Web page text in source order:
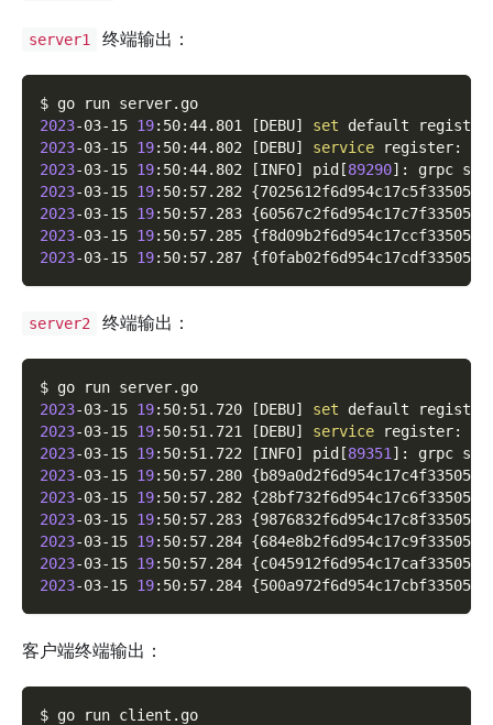
server1 终端输出：
$ go run server.go
2023-03-15 19:50:44.801 [DEBU] set default
2023-03-15 19:50:44.802 [DEBU] service register:
2023-03-15 19:50:44.802 [INFO] pid [89290] : grpc
2023-03-15 19:50:57.282 {
2023-03-15 19:50:57.283 {
2023-03-15 19:50:57.285 {
2023-03-15 19:50:57.287 {
server2 终端输出：
$ go run server.go
2023-03-15 19:50:51.720 [DEBU] set default
2023-03-15 19:50:51.721 [DEBU] service register:
2023-03-15 19:50:51.722 [INFO] pid [89351 ] : grpc
2023-03-15 19:50:57.280 {
2023-03-15 19:50:57.282 {
2023-03-15 19:50:57.283 {
2023-03-15 19:50:57.284 {
2023-03-15 19:50:57.284 {
2023-03-15 19:50:57.284 {
客户端终端输出：
$ go run client.go